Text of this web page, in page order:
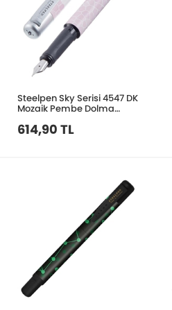
Steelpen Sky Serisi 4547 DK
Mozaik Pembe Dolma
614,90 TL